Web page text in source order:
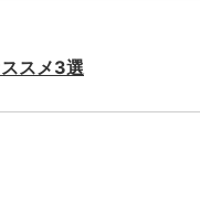
スメ3選